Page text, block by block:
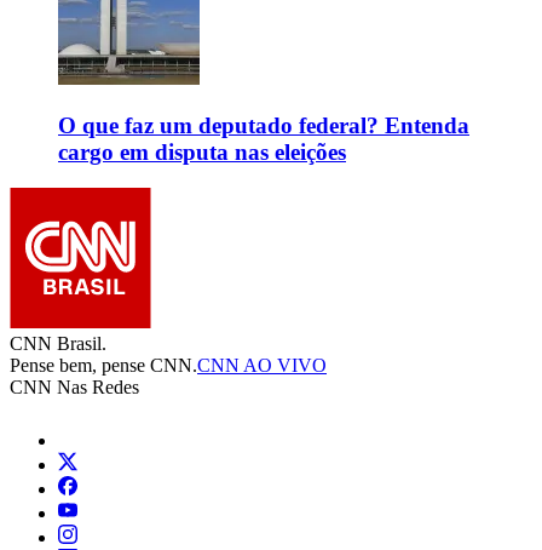
O que faz um deputado federal? Entenda
cargo em disputa nas eleições
CNN Brasil.
Pense bem, pense CNN.CNN AO VIVO
CNN Nas Redes